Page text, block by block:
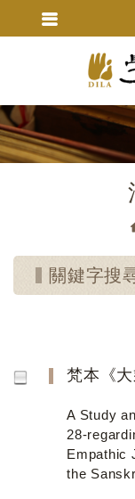
關鍵字搜
A Study
28-
Empathic
the